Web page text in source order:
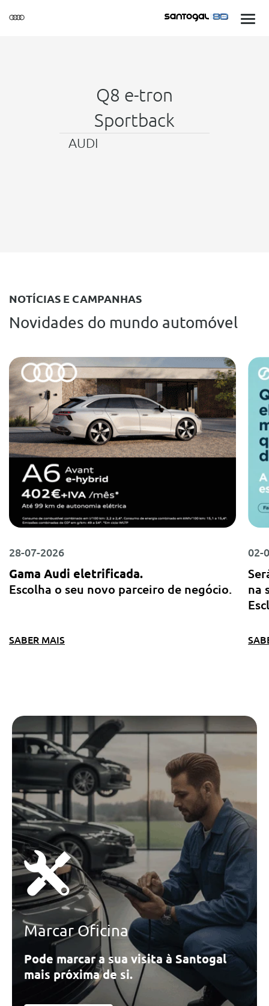
Q8 e-tron
Sportback
AUDI
NOTÍCIAS E CAMPANHAS
Novidades do mundo automóvel
28-07-2026
Gama Audi eletrificada.
Escolha o seu novo parceiro de negócio.
SABER MAIS
02-
na
Marcar Oficina
Pode marcar a sua visita à Santogal
mais próxima de si.